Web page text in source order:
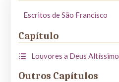
Escritos de São Francisco
Capítulo
Louvores a Deus Altíssimo
Outros Capítulos